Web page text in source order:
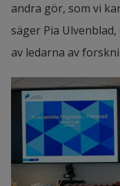
andra gör, som vi
säger Pia
av ledarna av